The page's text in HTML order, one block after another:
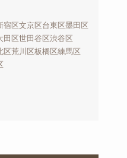
宿区文京区台東区墨田区
田区世田谷区渋谷区
区荒川区板橋区練馬区